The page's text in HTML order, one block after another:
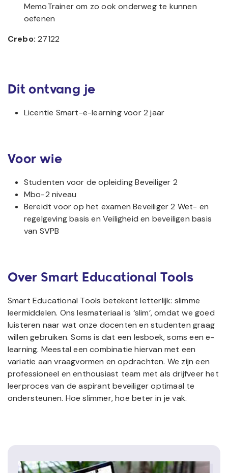
MemoTrainer om zo ook onderweg te kunnen
oefenen
Crebo: 27122
Dit ontvang je
Licentie Smart-e-learning voor 2 jaar
Voor wie
Studenten voor de opleiding Beveiliger 2
Mbo-2 niveau
Bereidt voor op het examen Beveiliger 2 Wet- en
regelgeving basis en Veiligheid en beveiligen basis
van SVPB
Over Smart Educational Tools
Smart Educational Tools betekent letterlijk: slimme
leermiddelen. Ons lesmateriaal is ‘slim’, omdat we goed
luisteren naar wat onze docenten en studenten graag
willen gebruiken. Soms is dat een lesboek, soms een e-
learning. Meestal een combinatie hiervan met een
variatie aan vraagvormen en opdrachten. We zijn een
professioneel en enthousiast team met als drijfveer het
leerproces van de aspirant beveiliger optimaal te
ondersteunen. Hoe slimmer, hoe beter in je vak.